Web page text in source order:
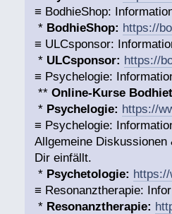
≡ BodhieShop:
* BodhieShop: https://
≡ ULCsponsor:
* ULCsponsor: https://
≡ Psychelogie:
**Online-Kurse
* Psychelogie: https://
≡ Psychelogie:
Allgemeine
Dir einfällt.
* Psychetologie:
≡ Resonanztherapie:
* Resonanztherapie: